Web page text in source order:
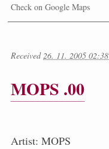
Check on Google Maps
Received26. 11. 2005 02:38
MOPS .00
Artist: MOPS